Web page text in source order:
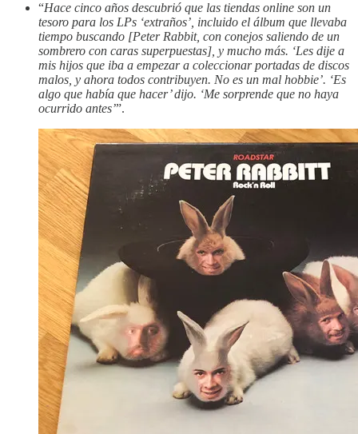
“Hace cinco años descubrió que las tiendas online son un
tesoro para los LPs ‘extraños’, incluido el álbum que llevaba
tiempo buscando [Peter Rabbit, con conejos saliendo de un
sombrero con caras superpuestas], y mucho más. ‘Les dije a
mis hijos que iba a empezar a coleccionar portadas de discos
malos, y ahora todos contribuyen. No es un mal hobbie’. ‘Es
algo que había que hacer’ dijo. ‘Me sorprende que no haya
ocurrido antes’”.